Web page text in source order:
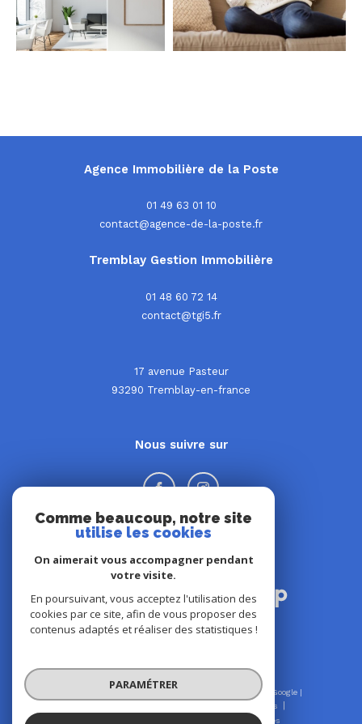
Agence Immobilière de la Poste
01 49 63 01 10
contact@agence-de-la-poste.fr
Tremblay Gestion Immobilière
01 48 60 72 14
contact@tgi5.fr
17 avenue Pasteur
93290
tremblay-en-france
Nous suivre sur
Adhérents
© 2026 | Tous droits réservés | Traduction powered by Google |
Mentions légales
Cookies
Comme beaucoup, notre site
utilise les cookies
On aimerait vous accompagner pendant
votre visite.
En poursuivant, vous acceptez l'utilisation des
cookies par ce site, afin de vous proposer des
contenus adaptés et réaliser des statistiques !
PARAMÉTRER